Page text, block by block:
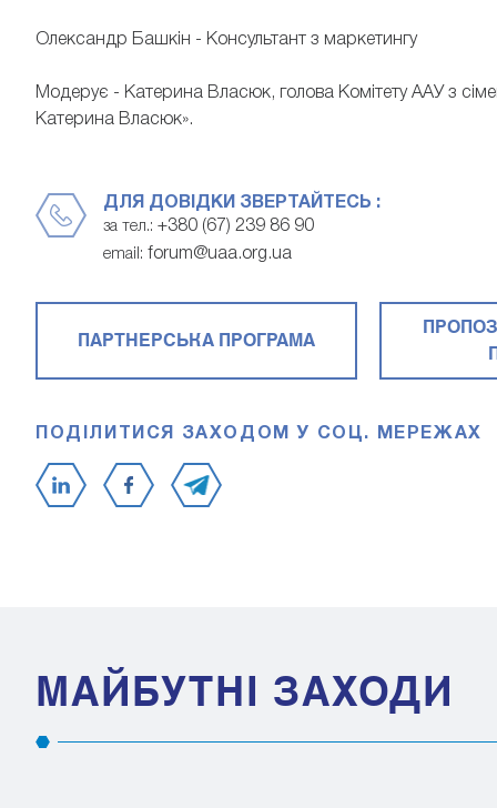
Олександр Башкін - Консультант з маркетингу
Модерує - Катерина Власюк, голова Комітету ААУ з
Катерина Власюк».
ДЛЯ ДОВІДКИ ЗВЕРТАЙТЕСЬ :
за тел.: +380 (67) 239 86 90
email: forum@uaa.org.ua
ПАРТНЕРСЬКА ПРОГРАМА
ПОДІЛИТИСЯ ЗАХОДОМ У СОЦ. МЕРЕЖАХ
МАЙБУТНІ ЗАХОДИ